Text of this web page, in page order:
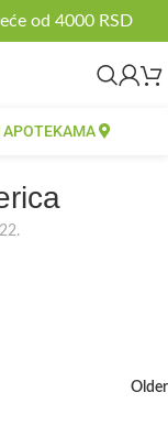
od 4000 RSD
APOTEKAMA
Older